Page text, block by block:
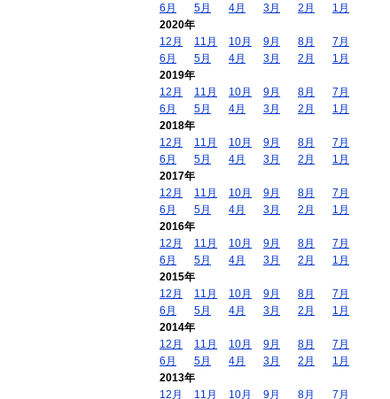
6月
5月 4月 3月 2月
1月
2020年
12月
11月 10月 9月 8月
7月
6月
5月 4月 3月 2月
1月
2019年
12月
11月 10月 9月 8月
7月
6月
5月 4月 3月 2月
1月
2018年
12月
11月 10月 9月 8月
7月
6月
5月 4月 3月 2月
1月
2017年
12月
11月 10月 9月 8月
7月
6月
5月 4月 3月 2月
1月
2016年
12月
11月 10月 9月 8月
7月
6月
5月 4月 3月 2月
1月
2015年
12月
11月 10月 9月 8月
7月
6月
5月 4月 3月 2月
1月
2014年
12月
11月 10月 9月 8月
7月
6月
5月 4月 3月 2月
1月
2013年
12月
11月 10月 9月 8月 7月